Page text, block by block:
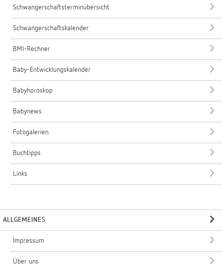
Schwangerschaftsterminübersicht
Schwangerschaftskalender
BMI-Rechner
Baby-Entwicklungskalender
Babyhoroskop
Babynews
Fotogalerien
Buchtipps
Links
ALLGEMEINES
Impressum
Über uns